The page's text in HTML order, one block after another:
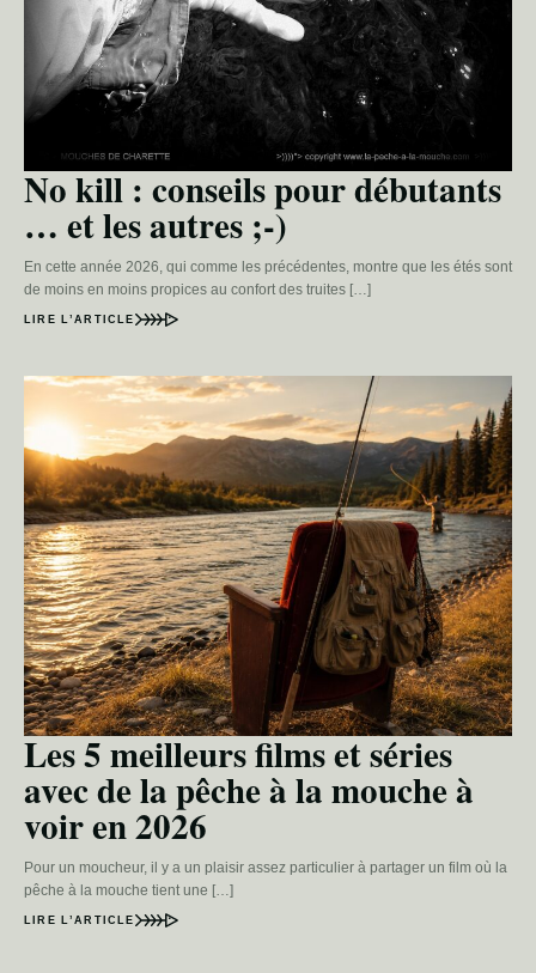
No kill : conseils pour débutants
… et les autres ;-)
En cette année 2026, qui comme les précédentes, montre que les étés sont
de moins en moins propices au confort des truites […]
LIRE L’ARTICLE
Les 5 meilleurs films et séries
avec de la pêche à la mouche à
voir en 2026
Pour un moucheur, il y a un plaisir assez particulier à partager un film où la
pêche à la mouche tient une […]
LIRE L’ARTICLE